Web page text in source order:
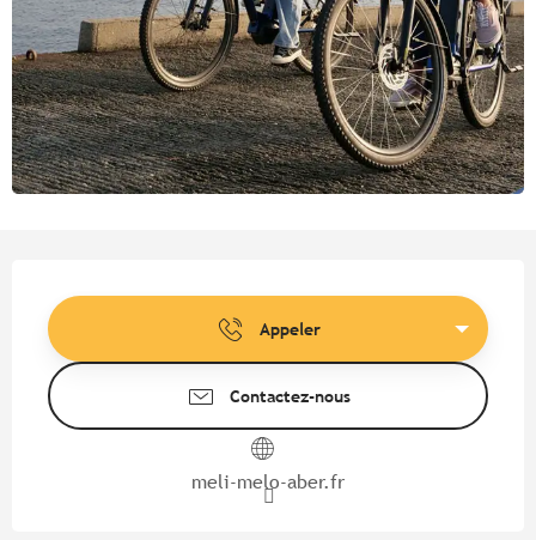
Appeler
Contactez-nous
meli-melo-aber.fr